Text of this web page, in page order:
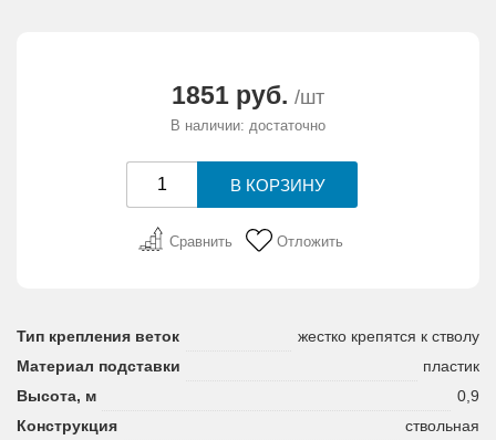
1851 руб. /шт
В наличии: достаточно
Сравнить Отложить
Тип крепления веток
жестко крепятся к стволу
Материал подставки
пластик
Высота, м
0,9
Конструкция
ствольная
О КОМПАНИИ
СЕРТИФИКАТЫ
ВАКАНСИИ